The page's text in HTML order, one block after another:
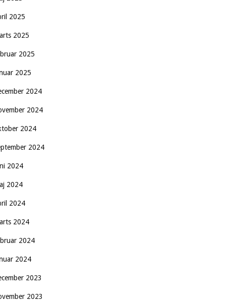
2025
2025
2025
2025
2024
2024
2024
2024
2024
2024
2024
2024
2024
2024
2023
2023